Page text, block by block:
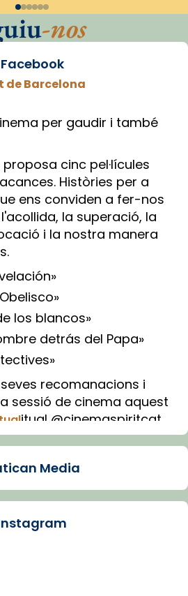
-nos
Facebook
de Barcelona
per gaudir i també
proposa cinc pel·lícules
Històries per a
ens conviden a fer-nos
la superació, la
i la nostra manera
los blancos»
detrás del Papa»
recomanacions i
sessió de cinema aquest
itual @cinemaspiritcat
amb IA (OpenAI)
de Barcelona
Media